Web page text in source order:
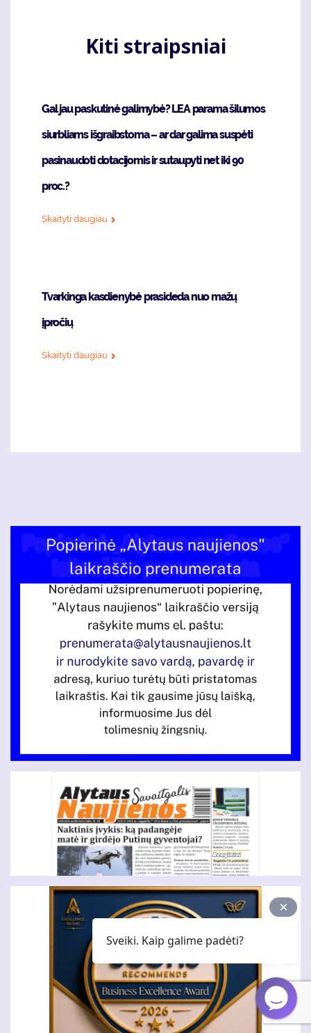
Kiti straipsniai
Gal jau paskutinė galimybė? LEA parama šilumos
siurbliams išgraibstoma – ar dar galima suspėti
pasinaudoti dotacijomis ir sutaupyti net iki 90
proc.?
Skaityti daugiau
Tvarkinga kasdienybė prasideda nuo mažų
įpročių
Skaityti daugiau
Sveiki. Kaip galime padėti?